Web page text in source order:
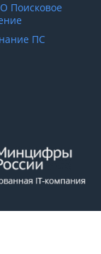
Поисковое
ПС